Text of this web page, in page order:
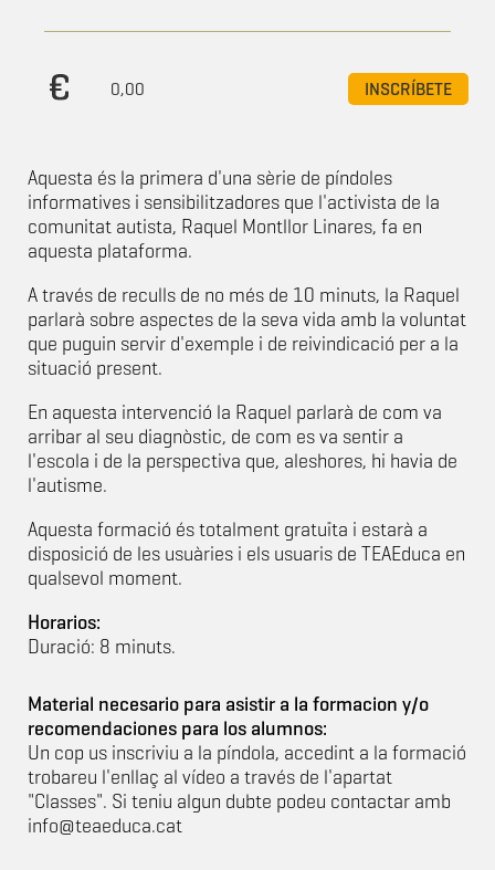
0,00 INSCRÍBETE
Aquesta és la primera d'una sèrie de píndoles
informatives i sensibilitzadores que l'activista de la
comunitat autista, Raquel Montllor Linares, fa en
aquesta plataforma.
A través de reculls de no més de 10 minuts, la Raquel
parlarà sobre aspectes de la seva vida amb la voluntat
que puguin servir d'exemple i de reivindicació per a la
situació present.
En aquesta intervenció la Raquel parlarà de com va
arribar al seu diagnòstic, de com es va sentir a
l'escola i de la perspectiva que, aleshores, hi havia de
l'autisme.
Aquesta formació és totalment gratuïta i estarà a
disposició de les usuàries i els usuaris de TEAEduca en
qualsevol moment.
Horarios:
Duració: 8 minuts.
Material necesario para asistir a la formacion y/o
recomendaciones para los alumnos:
Un cop us inscriviu a la píndola, accedint a la formació
trobareu l'enllaç al vídeo a través de l'apartat
"Classes". Si teniu algun dubte podeu contactar amb
info@teaeduca.cat